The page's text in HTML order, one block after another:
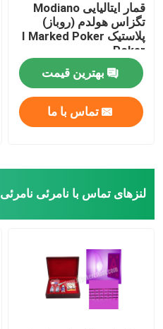
قمار ایتالیایی Modiano
تگزاس هولدم (روباز)
پلاستیک I Marked Poker
Poker
بهترین قیمت
تماس با ما
لنزهای تماس با نامرئی نامرئی